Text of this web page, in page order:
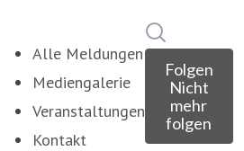
Alle Meldungen
Mediengalerie
Veranstaltungen
Kontakt
Folgen
Nicht
mehr
folgen